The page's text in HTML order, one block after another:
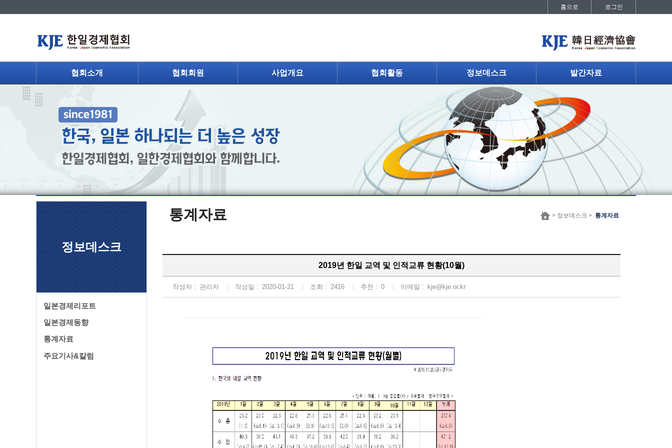
홈으로 로그인
협회소개 협회회원 사업개요 협회활동 정보데스크 발간자료
정보데스크
일본경제리포트
일본경제동향
통계자료
주요기사&칼럼
통계자료 > 정보데스크 > 통계자료
2019년 한일 교역 및 인적교류 현황(10월)
작성자 : 관리자 작성일 : 2020-01-21 조회 : 2416 추천 : 0 이메일 : kje@kje.or.kr